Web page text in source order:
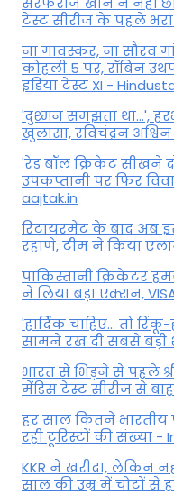
टेस्ट सीरीज के पहले
ना गावस्कर, ना सौरव
कोहली 5 पर, रॉबिन
इंडिया टेस्ट XI -
'दुश्मन समझता था...',
खुलासा, रव‍िचंद्रन
'रेड बॉल क्रिकेट सीखने
उपकप्तानी पर फ‍िर
aajtak.in
रिटायरमेंट के बाद अब
रहाणे, टीम ने किया
पाकिस्तानी क्रिकेटर
ने ल‍िया बड़ा एक्शन,
'हार्दिक चाहिए... तो
सामने रख दी सबसे बड़ी
भारत से भिड़ने से पहले
मेंडिस टेस्ट सीरीज से
हर साल कितने भारतीय
रही टूरिस्टों की संख्या -
KKR ने खरीदा, लेकिन
साल की उम्र में चोटों से